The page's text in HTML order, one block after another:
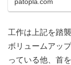
工作は上記を踏
ボリュームアッ
っている他、首